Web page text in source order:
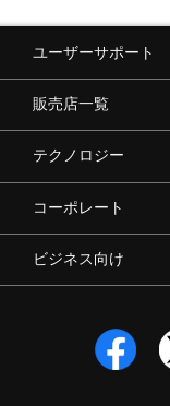
ユーザーサポート
販売店一覧
テクノロジー
コーポレート
ビジネス向け